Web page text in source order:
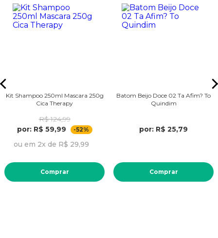
Kit Shampoo 250ml Mascara 250g
Cica Therapy
R$ 124,99
por: R$ 59,99
-52%
ou em 2x de R$ 29,99
Comprar
Batom Beijo Doce 02 Ta Afim? To
Quindim
por: R$ 25,79
Comprar